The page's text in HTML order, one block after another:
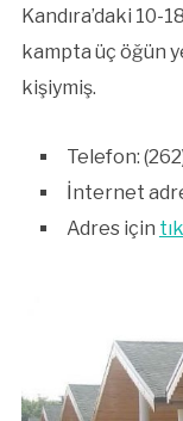
Kandıra’daki 10-
kampta üç öğün
kişiymiş.
Telefon:
İnternet
Adres için